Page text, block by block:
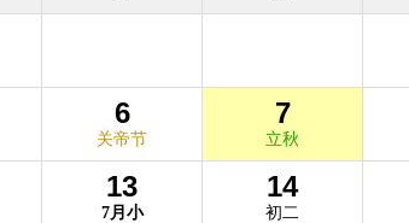
6
关帝节
7
立秋
13
7月小
14
初二